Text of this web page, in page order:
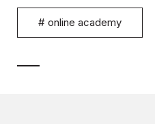
# online academy